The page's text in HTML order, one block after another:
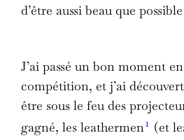
d’être aussi beau que
J’ai passé un bon moment
compétition, et j’ai
être sous le feu des
gagné, les leathermen1 (et